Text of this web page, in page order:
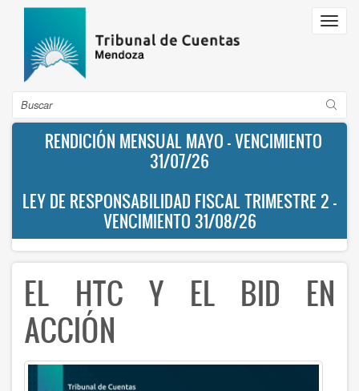
Pasar
contenido
principal
Buscar
RENDICIÓN MENSUAL MAYO - VENCIMIENTO
31/07/26
LEY DE RESPONSABILIDAD FISCAL TRIMESTRE 2 -
VENCIMIENTO 31/08/26
EL HTC Y EL BID EN
ACCIÓN